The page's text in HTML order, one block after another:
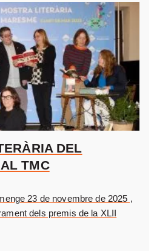
DEL
TMC
23 de novembre de 2025 ,
dels premis de la XLII